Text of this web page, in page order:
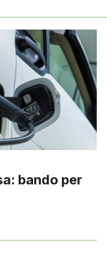
bando per